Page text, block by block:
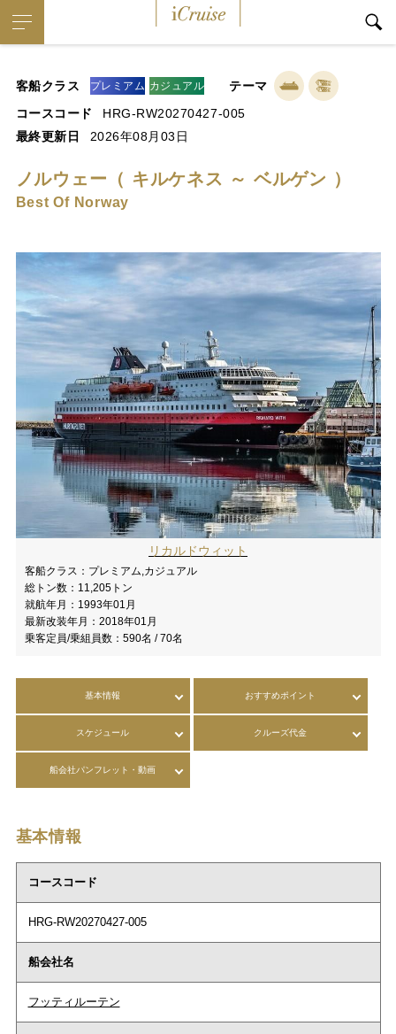
客船クラス プレミアム カジュアル
テーマ
コースコード
HRG-RW20270427-005
最終更新日
2026年08月03日
ノルウェー（ キルケネス ～ ベルゲン ）
Best Of Norway
リカルドウィット
客船クラス： プレミアム,カジュアル
総トン数： 11,205トン
就航年月： 1993年01月
最新改装年月： 2018年01月
乗客定員/乗組員数： 590名 / 70名
基本情報 おすすめポイント
スケジュール クルーズ代金
船会社パンフレット・動画
基本情報
コースコード
HRG-RW20270427-005
船会社名
フッティルーテン